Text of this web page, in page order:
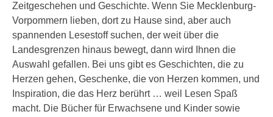
Zeitgeschehen und Geschichte. Wenn Sie Mecklenburg-
Vorpommern lieben, dort zu Hause sind, aber auch
spannenden Lesestoff suchen, der weit über die
Landesgrenzen hinaus bewegt, dann wird Ihnen die
Auswahl gefallen. Bei uns gibt es Geschichten, die zu
Herzen gehen, Geschenke, die von Herzen kommen, und
Inspiration, die das Herz berührt … weil Lesen Spaß
macht. Die Bücher für Erwachsene und Kinder sowie